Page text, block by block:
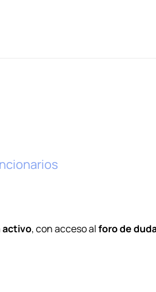
activo, con acceso alforo de